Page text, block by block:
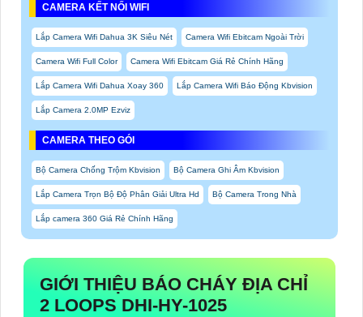
CAMERA KẾT NỐI WIFI
Lắp Camera Wifi Dahua 3K Siêu Nét Camera Wifi Ebitcam Ngoài Trời
Camera Wifi Full Color Camera Wifi Ebitcam Giá Rẻ Chính Hãng
Lắp Camera Wifi Dahua Xoay 360 Lắp Camera Wifi Báo Động Kbvision
Lắp Camera 2.0MP Ezviz
CAMERA THEO GÓI
Bộ Camera Chống Trộm Kbvision Bộ Camera Ghi Âm Kbvision
Lắp Camera Trọn Bộ Độ Phân Giải Ultra Hd Bộ Camera Trong Nhà
Lắp camera 360 Giá Rẻ Chính Hãng
GIỚI THIỆU BÁO CHÁY ĐỊA CHỈ
2 LOOPS DHI-HY-1025